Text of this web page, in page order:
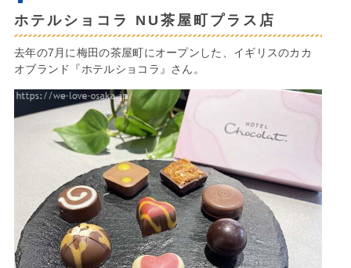
ホテルショコラ NU茶屋町プラス店
去年の7月に梅田の茶屋町にオープンした、イギリスのカカ
オブランド『ホテルショコラ』さん。